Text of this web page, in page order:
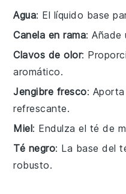
Agua: El líquido base
Canela en rama: Añade
Clavos de olor:
aromático.
Jengibre fresco:
refrescante.
Miel: Endulza el té de
Té negro: La base del
robusto.